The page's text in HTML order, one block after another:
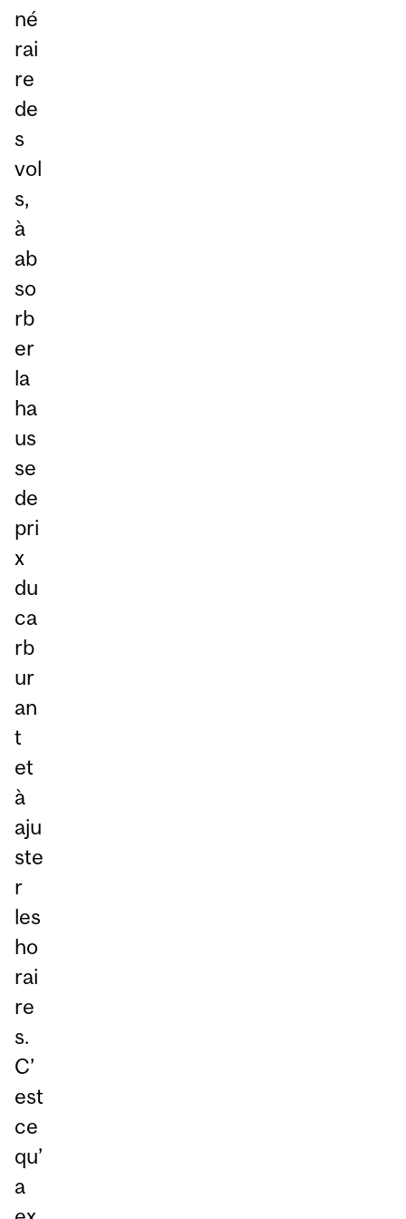
né
rai
re
de
s
vol
s,
à
ab
so
rb
er
la
ha
us
se
de
pri
x
du
ca
rb
ur
an
t
et
à
aju
ste
r
les
ho
rai
re
s.
C’
est
ce
qu’
a